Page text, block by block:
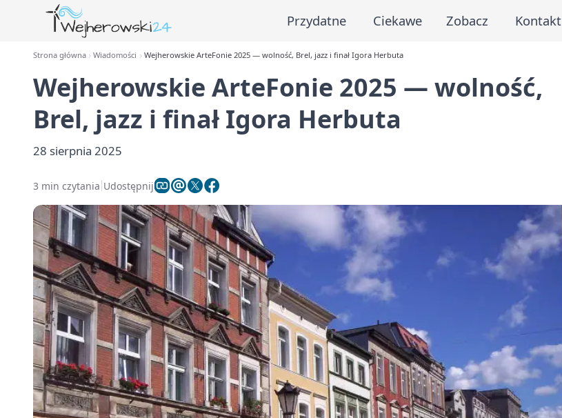
Przydatne Ciekawe Zobacz Kontakt
Strona główna Wiadomości Wejherowskie ArteFonie 2025 — wolność, Brel, jazz i finał Igora Herbuta
Wejherowskie ArteFonie 2025 — wolność,
Brel, jazz i finał Igora Herbuta
28 sierpnia 2025
3 min czytania Udostępnij